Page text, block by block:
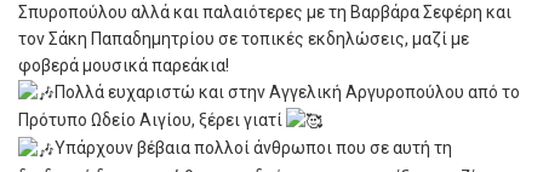
Σπυροπούλου αλλά και παλαιότερες με τη Βαρβάρα Σεφέρη και
τον Σάκη Παπαδημητρίου σε τοπικές εκδηλώσεις, μαζί με
φοβερά μουσικά παρεάκια!
Πολλά ευχαριστώ και στην Αγγελική Αργυροπούλου από το
Πρότυπο Ωδείο Αιγίου, ξέρει γιατί
Υπάρχουν βέβαια πολλοί άνθρωποι που σε αυτή τη